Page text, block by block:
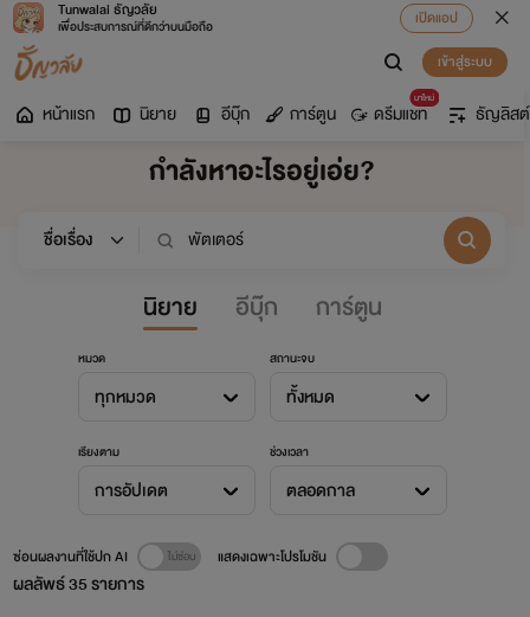
Tunwalai ธัญวลัย
เพื่อประสบการณ์ที่ดีกว่าบนมือถือ
เปิดแอป
เข้าสู่ระบบ
หน้าแรก นิยาย อีบุ๊ก การ์ตูน
มาใหม่
ดรีมแชท ธัญลิสต์
กำลังหาอะไรอยู่เอ่ย?
นิยาย อีบุ๊ก การ์ตูน
หมวด
ทุกหมวด
สถานะจบ
ทั้งหมด
เรียงตาม
การอัปเดต
ช่วงเวลา
ตลอดกาล
ผลลัพธ์35รายการ
ซ่อนผลงานที่ใช้ปก AI แสดงเฉพาะโปรโมชัน